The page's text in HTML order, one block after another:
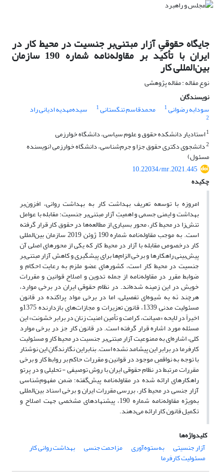
جایگاه حقوقیِ آزار مبتنی‌بر جنسیت در محیط کار در
ایران با تأکید بر مقاوله‌نامه شماره 190 سازمان
بین‌المللی کار
نوع مقاله : مقاله پژوهشی
نویسندگان
سودابه رضوانی1 محمدقاسم تنگستانی1 سیده‌مهدیه ادیانی راد
2
1استادیار دانشکده حقوق و علوم سیاسی، دانشگاه خوارزمی
2دانشجوی دکتری حقوق جزا و جرم‌شناسی، دانشگاه خوارزمی (نویسنده
مسئول)
10.22034/mr.2021.445
چکیده
امروزه با توسعه تعریف بهداشت کار به بهداشت روانی، افزون‌بر
بهداشت و ایمنی جسمی و اهمیتِ آزار مبتنی‌بر جنسیت؛ مقابله با عوامل
تنش‌زا در محیط کار، محور بسیاری از مطالعه‌ها در حقوق کار قرار گرفته
است. به موجب مقاوله‌نامه شماره 190 ژوئن 2019 سازمان بین‌المللی
کار در‌خصوص مقابله با آزار در محیط کار که یکی از محورهای اصلی آن
پیش‌بینی راهکارها و برخی الزام‌ها برای پیشگیری و کاهش آزار مبتنی‌بر
جنسیت در محیط کار است، کشورهای عضو ملزم به رعایت احکام و
ضوابط مقرر در مقاوله‌نامه از جمله تدوین و اصلاح قوانین و مقررات
خویش در این زمینه شده‌اند. در نظام حقوقیِ ایران در برخی موارد،
هرچند نَه به شیوه‌ای تفصیلی، اما در برخی مواد پراکنده در قانون
مسئولیت مدنی 1339، قانون تعزیرات و مجازات‌‌های بازدارنده 1375و
اخیراً در لایحه «صیانت، کرامت و تأمین امنیت زنان در برابر خشونت» این
مسئله مورد اشاره قرار گرفته است. در قانون کار جز در برخی موارد
کلی، اشاره‌ای به ممنوعیت آزار مبتنی‌بر جنسیت در محیط کار و مسئولیت
کارفرما در برابرِ این پیشامد نشده است. بنابراین نگارندگانِ این نوشتار
با توجه به نواقصِ موجود در قوانین و مقررات حاکم بر روابط کار و برخی
مقررات مرتبط در نظام حقوقی ایران با روش توصیفی - تحلیلی و در پرتو
راهکار‌های ارائه ‌‌شده در مقاوله‌نامه پیش‌‌گفته؛ ضمن مفهوم‌‌شناسی
آزار جنسی در محیط کار، بررسی مقررات ایران و برخی اسناد بین‌‌المللی
به‌‌ویژه مقاوله‌‌نامه شماره 190، پیشنهادهای مشخصی جهت اصلاح و
تکمیل قانون کار ارائه می‌‌دهند.
کلیدواژه‌ها
آزار جنسیتی
به‌ستوه‌آوری مزاحمت جنسی بهداشت روانی کار
مسئولیت کارفرما